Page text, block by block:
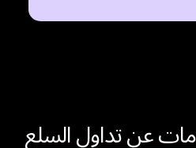
عن تداول السلع